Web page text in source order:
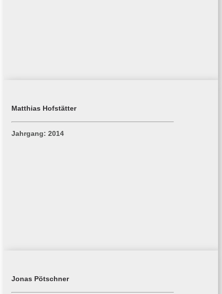
Matthias Hofstätter
Jahrgang: 2014
Jonas Pötschner